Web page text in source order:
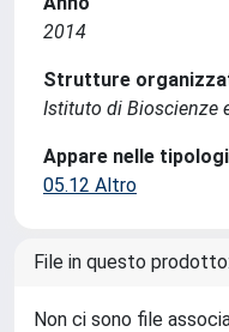
2014
Strutture
Istituto di Bioscienze
Appare nelle
05.12 Altro
File in questo prodotto:
Non ci sono file